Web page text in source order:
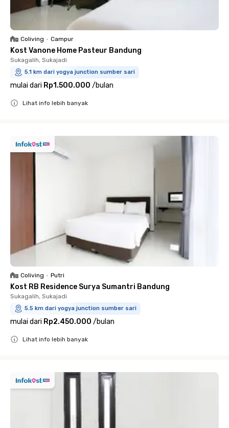
Coliving • Campur
Kost Vanone Home Pasteur Bandung
Sukagalih, Sukajadi
5.1 km dari yogya junction sumber sari
mulai dari Rp1.500.000 /bulan
Lihat info lebih banyak
Coliving • Putri
Kost RB Residence Surya Sumantri Bandung
Sukagalih, Sukajadi
5.5 km dari yogya junction sumber sari
mulai dari Rp2.450.000 /bulan
Lihat info lebih banyak